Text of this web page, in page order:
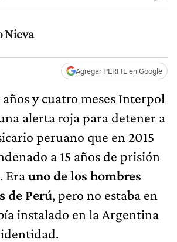
Nieva
Agregar PERFIL en Google
años y cuatro meses Interpol
alerta roja para detener a
peruano que en 2015
a 15 años de prisión
Erauno de los hombres
de Perú, pero no estaba en
instalado en la Argentina